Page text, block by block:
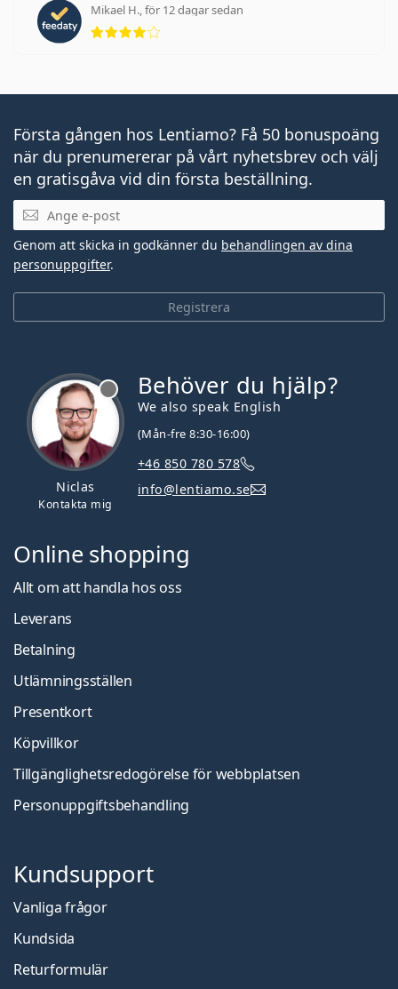
Mikael H., för 12 dagar sedan
Betyg 4 av 5
Första gången hos Lentiamo? Få 50 bonuspoäng
när du prenumererar på vårt nyhetsbrev och välj
en gratisgåva vid din första beställning.
Mejladress
Registrera
Genom att skicka in godkänner du behandlingen av dina
personuppgifter.
Niclas
Kontakta mig
Behöver du hjälp?
We also speak English
(Mån-fre 8:30-16:00)
+46 850 780 578
info@lentiamo.se
Online shopping
Allt om att handla hos oss
Leverans
Betalning
Utlämningsställen
Presentkort
Köpvillkor
Tillgänglighetsredogörelse för webbplatsen
Personuppgiftsbehandling
Kundsupport
Vanliga frågor
Kundsida
Returformulär